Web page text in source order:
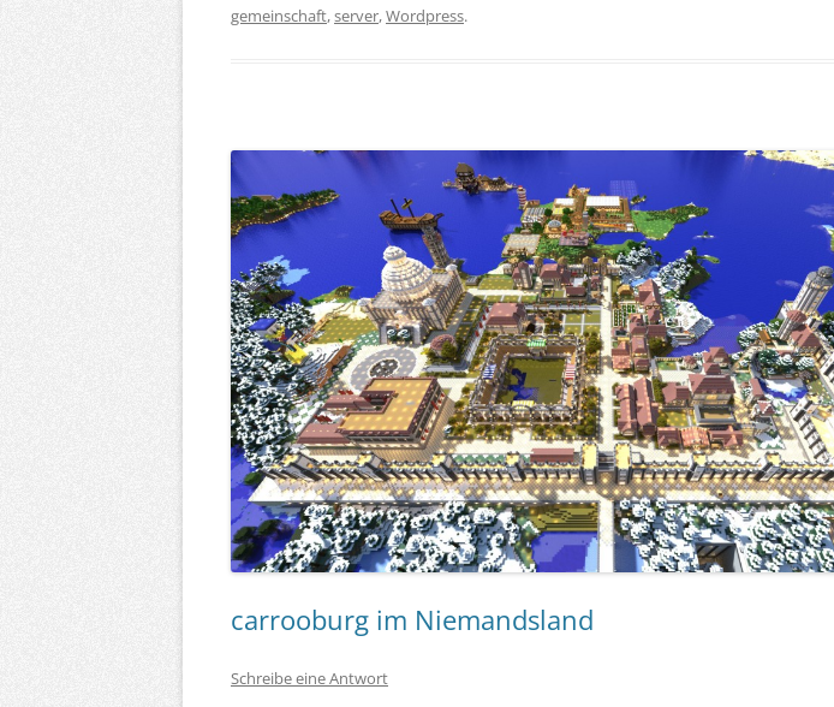
gemeinschaft,server,Wordpress.
carrooburg im Niemandsland
Schreibe eine Antwort